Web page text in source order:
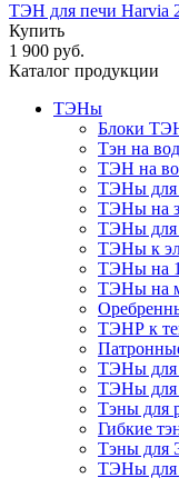
ТЭН для печи Harvia
Купить
1 900 руб.
Каталог продукции
ТЭНы
Блоки
Тэн на
ТЭН на
ТЭНы для
ТЭНы на
ТЭНы
ТЭНы к
ТЭНы на
ТЭНы на
ТЭНР к
ТЭНы для
ТЭНы для
Тэны для
Гибкие
Тэны для
ТЭНы для